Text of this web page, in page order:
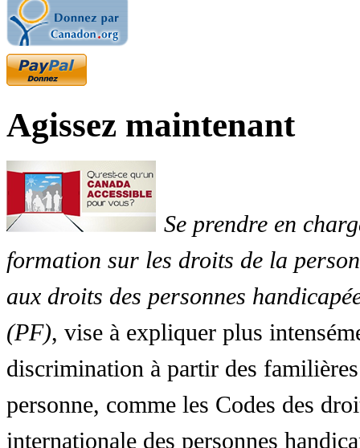
Agissez maintenant
Se prendre en
formation sur les droits de la
aux droits des personnes
(PF), vise à expliquer plus
discrimination à partir des
personne, comme les Codes des
internationale des personnes